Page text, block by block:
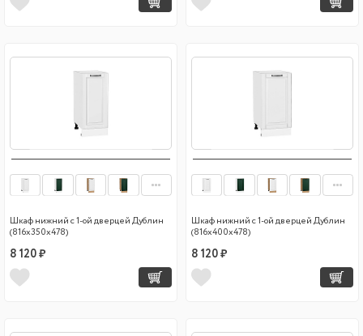
Шкаф нижний с 1-ой дверцей Дублин
(816х350х478)
8 120 ₽
Шкаф нижний с 1-ой дверцей Дублин
(816х400х478)
8 120 ₽